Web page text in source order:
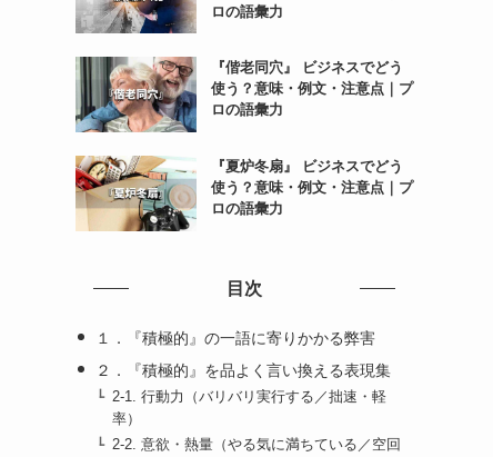
ロの語彙力
『偕老同穴』 ビジネスでどう
使う？意味・例文・注意点｜プ
ロの語彙力
『夏炉冬扇』 ビジネスでどう
使う？意味・例文・注意点｜プ
ロの語彙力
目次
１．『積極的』の一語に寄りかかる弊害
２．『積極的』を品よく言い換える表現集
2-1. 行動力（バリバリ実行する／拙速・軽
率）
2-2. 意欲・熱量（やる気に満ちている／空回